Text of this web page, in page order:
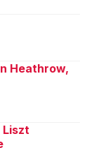
Heathrow,
Liszt